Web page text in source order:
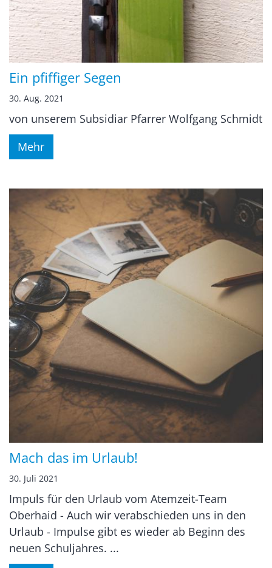
Ein pfiffiger Segen
30. Aug. 2021
von unserem Subsidiar Pfarrer Wolfgang Schmidt
Mehr
Mach das im Urlaub!
30. Juli 2021
Impuls für den Urlaub vom Atemzeit-Team
Oberhaid - Auch wir verabschieden uns in den
Urlaub - Impulse gibt es wieder ab Beginn des
neuen Schuljahres. ...